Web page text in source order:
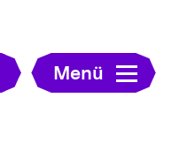
Menü